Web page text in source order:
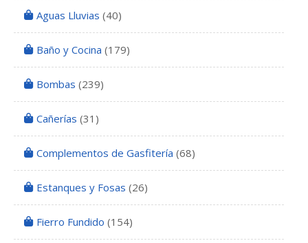
Aguas Lluvias (40)
Baño y Cocina (179)
Bombas (239)
Cañerías (31)
Complementos de Gasfitería (68)
Estanques y Fosas (26)
Fierro Fundido (154)